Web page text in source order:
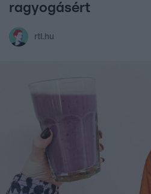
ragyogásért
rtl.hu